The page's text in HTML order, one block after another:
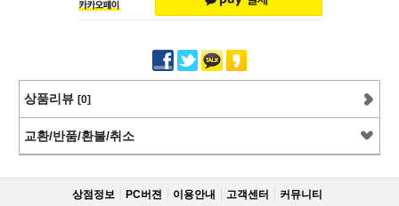
상품리뷰 [0]
교환/반품/환불/취소
상점정보 PC버젼 이용안내 고객센터 커뮤니티